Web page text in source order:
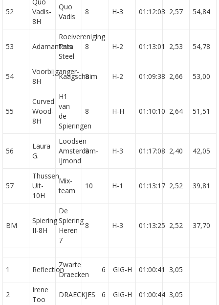
52
Vadis-
8H
Quo
Vadis
8 H-3 01:12:03 2,57 54,84
53 Adamanteus
Roeivereniging
Tata
Steel
8 H-2 01:13:01 2,53 54,78
54
Voorbijganger-
8H
Kaagschuim
8 H-2 01:09:38 2,66 53,00
55
Curved
Wood-
8H
H1
van
de
Spieringen
8 H-H 01:10:10 2,64 51,51
56
Laura
G.
Loodsen
Amsterdam-
IJmond
8 H-3 01:17:08 2,40 42,05
57
Thussen
Uit-
10H
Mix-
team
10 H-1 01:13:17 2,52 39,81
BM
Spiering
II-8H
De
Spiering
Heren
7
8 H-3 01:13:25 2,52 37,70
1 Reflection
Zwarte
Draecken
6 GIG-H 01:00:41 3,05
2
Irene
Too
DRAECKJES 6 GIG-H 01:00:44 3,05